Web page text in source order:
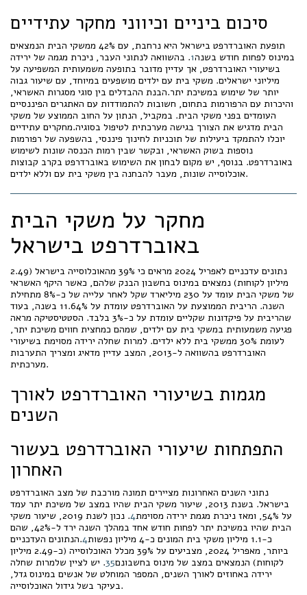
סיכום ביניים וכיווני מחקר עתידיים
תופעת האוברדרפט בישראל היא נרחבת, עם 42% ממשקי הבית הנמצאים
במינוס לפחות חודש בשנה1. בהשוואה לנתוני העבר, ניכרת מגמה של ירידה
בשיעורי האוברדרפט, אך עדיין מדובר בתופעה משמעותית המשפיעה על
מיליוני ישראלים. משקי בית עם ילדים מושפעים במיוחד, עם שיעור גבוה
יותר של שימוש במשיכת יתר.הבנת ההבדלים בין סוגי מסגרות האשראי,
והיכרות עם הרפורמות בתחום, חשובות להתמודדות עם האתגרים הפיננסיים
העומדים בפני משקי הבית. במקביל, הנתון על החוב הממוצע של משקי
הבית מדגיש את הצורך בגישה מערכתית לטיפול בסוגיה.מחקרים עתידיים
יוכלו להתמקד ביעילות של תוכניות לחינוך פיננסי, בהשפעה של רפורמות
נוספות בשוק האשראי, ובקשר שבין רמות הכנסה שונות לשימוש
באוברדרפט. בנוסף, יש מקום לבחון את השימוש באוברדרפט בקרב קבוצות
אוכלוסייה שונות, מעבר להבחנה בין משקי בית עם וללא ילדים.
מחקר על משקי הבית
באוברדרפט בישראל
נתונים עדכניים לאפריל 2024 מראים כי 39% מהאוכלוסייה בישראל (2.49
מיליון לקוחות) נמצאים במינוס בחשבון הבנק שלהם, כאשר היקף האשראי
של משקי הבית עומד על 230 מיליארד שקל לאחר עלייה של כ-8% מתחילת
השנה. הריבית הממוצעת על האוברדרפט עומדת על 11.64% בשנה, בעוד
שהריבית על פיקדונות שקליים עומדת על כ-3% בלבד. הסטטיסטיקה מראה
פגיעה משמעותית במשקי בית עם ילדים, שמהם כמחצית חווים משיכת יתר,
לעומת 30% ממשקי בית ללא ילדים. למרות שחלה ירידה מסוימת בשיעורי
האוברדרפט בהשוואה ל-2013, המצב עדיין מדאיג ומצריך התערבות
מערכתית.
מגמות בשיעורי האוברדרפט לאורך
השנים
התפתחות שיעורי האוברדרפט בעשור
האחרון
נתוני השנים האחרונות מציירים תמונה מורכבת של מצב האוברדרפט
בישראל. בשנת 2013, שיעור משקי הבית שהיו במצב של משיכת יתר עמד
על 54%, ומאז ניכרת מגמת ירידה מסוימת
4
. נכון לשנת 2019, שיעור משקי
הבית שהיו במשיכת יתר לפחות חודש אחד במהלך השנה ירד ל-42%, שהם
כ-1.1 מיליון משקי בית המונים כ-4 מיליון נפשות
4.הנתונים העדכניים
ביותר, מאפריל 2024, מצביעים על 39% מכלל האוכלוסייה (כ-2.49 מיליון
לקוחות) הנמצאים במצב של מינוס בחשבונם 35 . יש לציין שלמרות שחלה
ירידה באחוזים לאורך השנים, המספר המוחלט של אנשים במינוס גדל,
בעיקר בשל גידול האוכלוסייה.